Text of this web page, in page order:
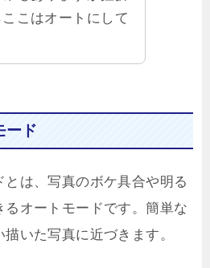
こはオートにして
ード
とは、写真のボケ具合や明る
るオートモードです。簡単な
いた写真に近づきます。